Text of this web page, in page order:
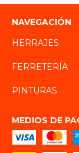
NAVEGACIÓN
HERRAJES
FERRETERÍA
PINTURAS
MEDIOS DE